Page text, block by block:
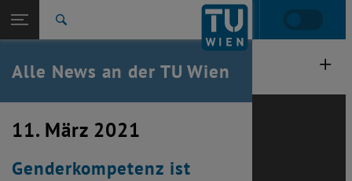
TU Login
Quicklinks
Quicklinks-Menü umschalten
Studium
Karriere
Zurück: Subseiten von TU Wien Startseite auflisten
Zurück zur letzten Ebene:
TU Wien Startseite
Übersicht
Alle News an der TU Wien
11. März 2021
Genderkompetenz ist